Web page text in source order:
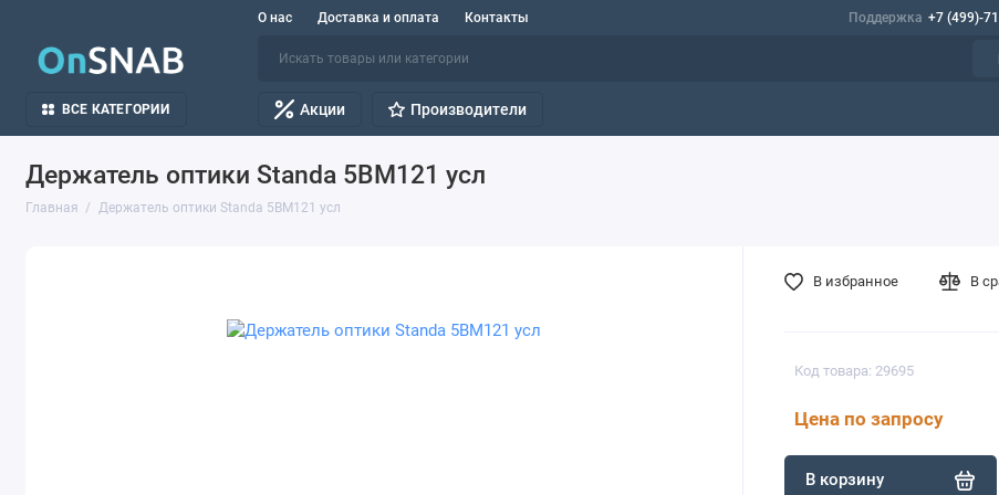
О нас Доставка и оплата Контакты Поддержка +7 (499)-
ВСЕ КАТЕГОРИИ Акции Производители
Держатель оптики Standa 5BM121 усл
Главная Держатель оптики Standa 5BM121 усл
Код товара: 29695
Цена по запросу
В корзину
В избранное В